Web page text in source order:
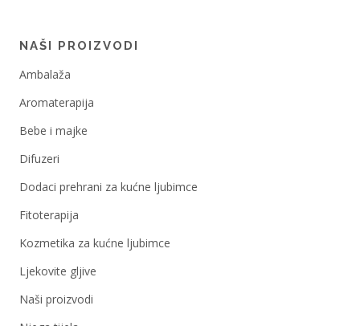
NAŠI PROIZVODI
Ambalaža
Aromaterapija
Bebe i majke
Difuzeri
Dodaci prehrani za kućne ljubimce
Fitoterapija
Kozmetika za kućne ljubimce
Ljekovite gljive
Naši proizvodi